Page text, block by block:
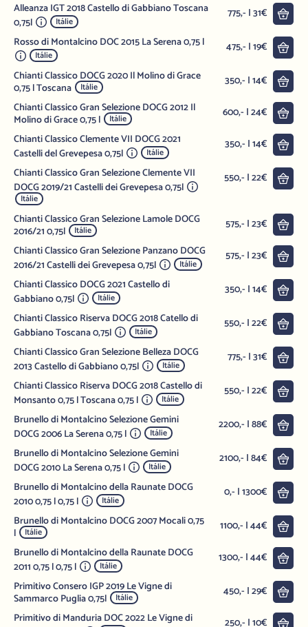
Alleanza IGT 2018 Castello di Gabbiano Toscana
0,75l
Itálie
775,- | 31€
Rosso di Montalcino DOC 2015 La Serena 0,75 l
Itálie
475,- | 19€
Chianti Classico DOCG 2020 Il Molino di Grace
0,75 l Toscana Itálie 350,- | 14€
Chianti Classico Gran Selezione DOCG 2012 Il
Molino di Grace 0,75 l Itálie 600,- | 24€
Chianti Classico Clemente VII DOCG 2021
Castelli del Grevepesa 0,75l
Itálie
350,- | 14€
Chianti Classico Gran Selezione Clemente VII
DOCG 2019/21 Castelli dei Grevepesa 0,75l
Itálie
550,- | 22€
Chianti Classico Gran Selezione Lamole DOCG
2016/21 0,75l Itálie 575,- | 23€
Chianti Classico Gran Selezione Panzano DOCG
2016/21 Castelli dei Grevepesa 0,75l
Itálie
575,- | 23€
Chianti Classico DOCG 2021 Castello di
Gabbiano 0,75l
Itálie
350,- | 14€
Chianti Classico Riserva DOCG 2018 Catello di
Gabbiano Toscana 0,75l
Itálie
550,- | 22€
Chianti Classico Gran Selezione Belleza DOCG
2013 Castello di Gabbiano 0,75l
Itálie
775,- | 31€
Chianti Classico Riserva DOCG 2018 Castello di
Monsanto 0,75 l Toscana 0,75 l
Itálie
550,- | 22€
Brunello di Montalcino Selezione Gemini
DOCG 2006 La Serena 0,75 l
Itálie
2200,- | 88€
Brunello di Montalcino Selezione Gemini
DOCG 2010 La Serena 0,75 l
Itálie
2100,- | 84€
Brunello di Montalcino della Raunate DOCG
2010 0,75 l 0,75 l
Itálie
0,- | 1300€
Brunello di Montalcino DOCG 2007 Mocali 0,75
l Itálie 1100,- | 44€
Brunello di Montalcino della Raunate DOCG
2011 0,75 l 0,75 l
Itálie
1300,- | 44€
Primitivo Consero IGP 2019 Le Vigne di
Sammarco Puglia 0,75l Itálie 450,- | 29€
Primitivo di Manduria DOC 2022 Le Vigne di
250,- | 10€